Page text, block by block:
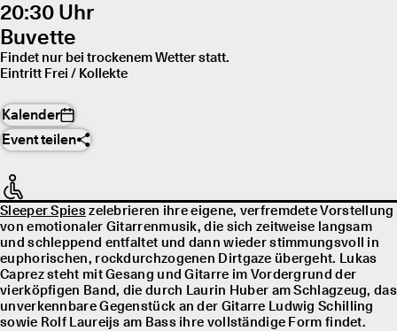
20:30 Uhr
Buvette
Findet nur bei trockenem Wetter statt.
Eintritt Frei / Kollekte
Kalender
Event teilen
Sleeper Spieszelebrieren ihre eigene, verfremdete Vorstellung
von emotionaler Gitarrenmusik, die sich zeitweise langsam
und schleppend entfaltet und dann wieder stimmungsvoll in
euphorischen, rockdurchzogenen Dirtgaze übergeht. Lukas
Caprez steht mit Gesang und Gitarre im Vordergrund der
vierköpfigen Band, die durch Laurin Huber am Schlagzeug, das
unverkennbare Gegenstück an der Gitarre Ludwig Schilling
sowie Rolf Laureĳs am Bass ihre vollständige Form findet.